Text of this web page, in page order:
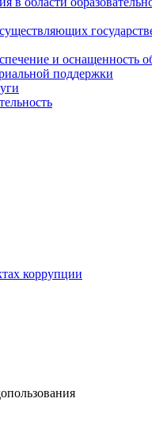
и оснащенность
поддержки
коррупции